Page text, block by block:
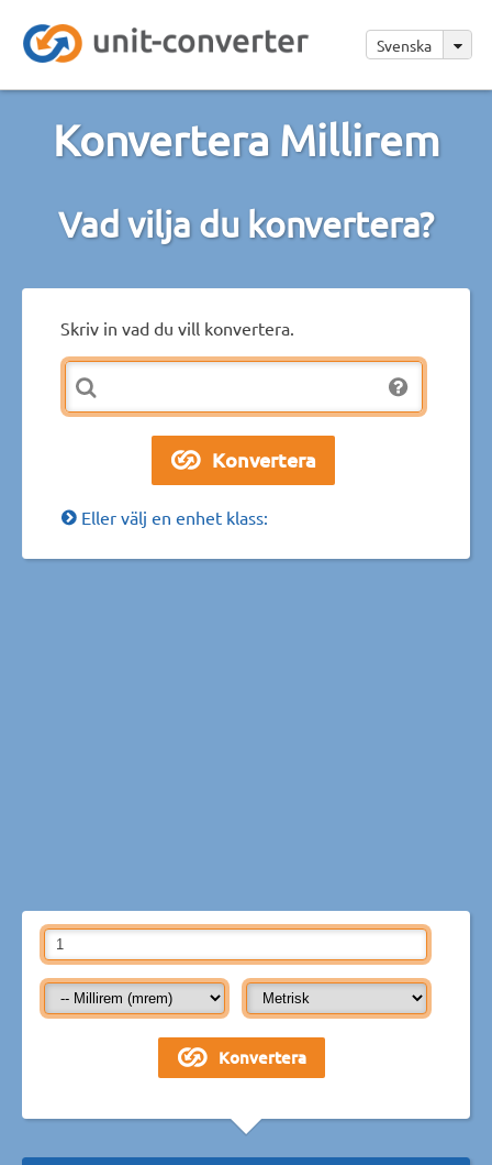
Svenska
Konvertera Millirem
Vad vilja du konvertera?
Skriv in vad du vill konvertera.
Eller välj en enhet klass: